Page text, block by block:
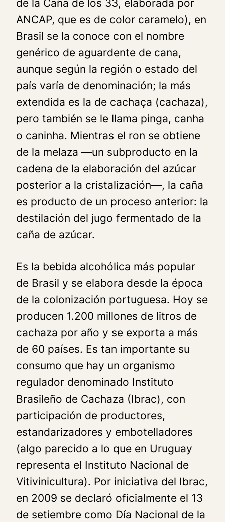
de la Caña de los 33, elaborada por
ANCAP, que es de color caramelo), en
Brasil se la conoce con el nombre
genérico de aguardente de cana,
aunque según la región o estado del
país varía de denominación; la más
extendida es la de cachaça (cachaza),
pero también se le llama pinga, canha
o caninha. Mientras el ron se obtiene
de la melaza —un subproducto en la
cadena de la elaboración del azúcar
posterior a la cristalización—, la caña
es producto de un proceso anterior: la
destilación del jugo fermentado de la
caña de azúcar.
Es la bebida alcohólica más popular
de Brasil y se elabora desde la época
de la colonización portuguesa. Hoy se
producen 1.200 millones de litros de
cachaza por año y se exporta a más
de 60 países. Es tan importante su
consumo que hay un organismo
regulador denominado Instituto
Brasileño de Cachaza (Ibrac), con
participación de productores,
estandarizadores y embotelladores
(algo parecido a lo que en Uruguay
representa el Instituto Nacional de
Vitivinicultura). Por iniciativa del Ibrac,
en 2009 se declaró oficialmente el 13
de setiembre como Día Nacional de la